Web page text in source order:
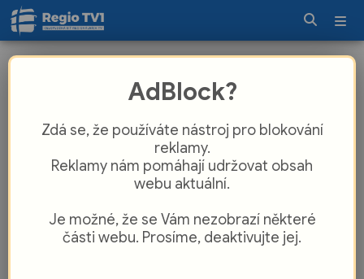
AdBlock?
Zdá se, že používáte nástroj pro blokování
reklamy.
Reklamy nám pomáhají udržovat obsah
webu aktuální.
Je možné, že se Vám nezobrazí některé
části webu. Prosíme, deaktivujte jej.